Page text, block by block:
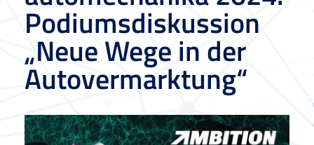
Podiumsdiskussion
„Neue Wege in der
Autovermarktung“